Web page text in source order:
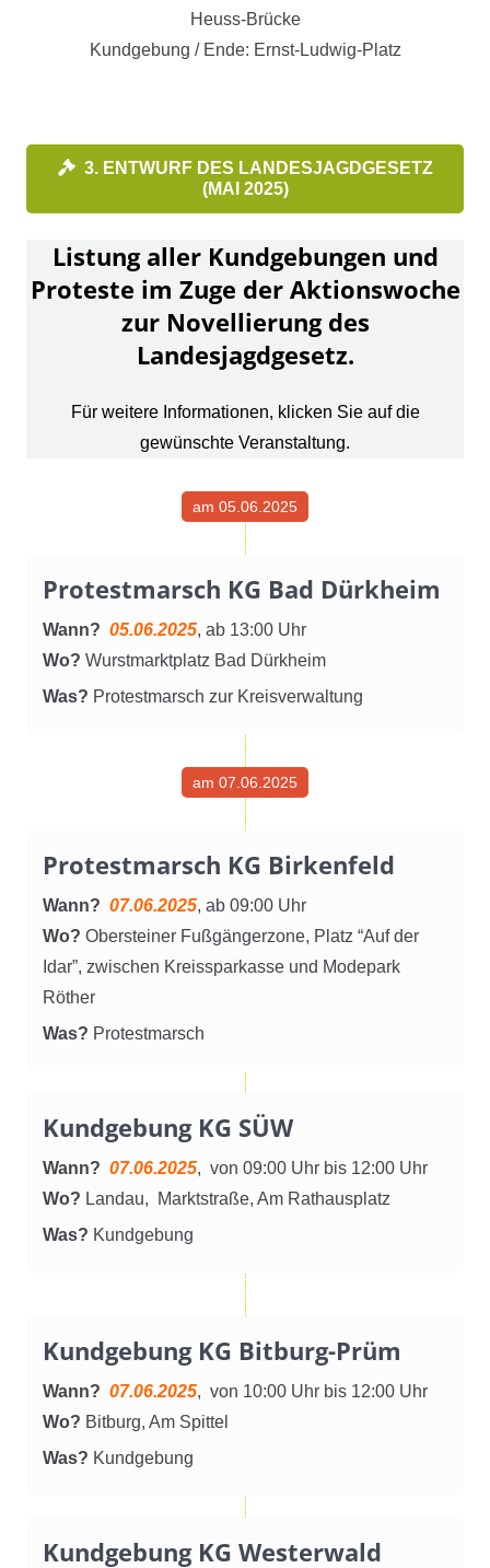
Heuss-Brücke
Kundgebung / Ende: Ernst-Ludwig-Platz
3. ENTWURF DES LANDESJAGDGESETZ
(MAI 2025)
Listung aller Kundgebungen und
Proteste im Zuge der Aktionswoche
zur Novellierung des
Landesjagdgesetz.
Für weitere Informationen, klicken Sie auf die
gewünschte Veranstaltung.
am 05.06.2025
Protestmarsch KG Bad Dürkheim
Wann? 05.06.2025, ab 13:00 Uhr
Wo? Wurstmarktplatz Bad Dürkheim
Was? Protestmarsch zur Kreisverwaltung
am 07.06.2025
Protestmarsch KG Birkenfeld
Wann? 07.06.2025, ab 09:00 Uhr
Wo? Obersteiner Fußgängerzone, Platz “Auf der
Idar”, zwischen Kreissparkasse und Modepark
Röther
Was? Protestmarsch
Kundgebung KG SÜW
Wann? 07.06.2025, von 09:00 Uhr bis 12:00 Uhr
Wo? Landau, Marktstraße, Am Rathausplatz
Was? Kundgebung
Kundgebung KG Bitburg-Prüm
Wann? 07.06.2025, von 10:00 Uhr bis 12:00 Uhr
Wo? Bitburg, Am Spittel
Was? Kundgebung
Kundgebung KG Westerwald